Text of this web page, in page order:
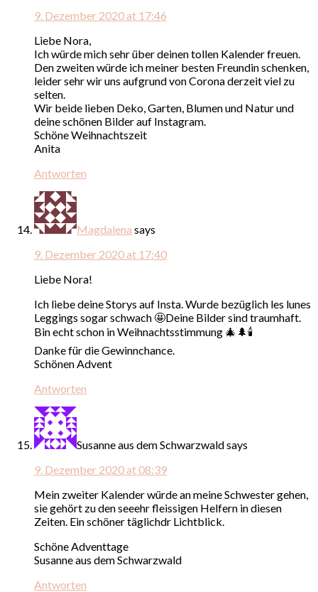
9. Dezember 2020 at 17:46
Liebe Nora,
Ich würde mich sehr über deinen tollen Kalender freuen.
Den zweiten würde ich meiner besten Freundin schenken,
leider sehr wir uns aufgrund von Corona derzeit viel zu
selten.
Wir beide lieben Deko, Garten, Blumen und Natur und
deine schönen Bilder auf Instagram.
Schöne Weihnachtszeit
Anita
Antworten
Magdalena says
9. Dezember 2020 at 17:40
Liebe Nora!
Ich liebe deine Storys auf Insta. Wurde bezüglich les lunes
Leggings sogar schwach 🤩Deine Bilder sind traumhaft.
Bin echt schon in Weihnachtsstimmung 🎄🌲🕯
Danke für die Gewinnchance.
Schönen Advent
Antworten
Susanne aus dem Schwarzwaldsays
9. Dezember 2020 at 08:39
Mein zweiter Kalender würde an meine Schwester gehen,
sie gehört zu den seeehr fleissigen Helfern in diesen
Zeiten. Ein schöner täglichdr Lichtblick.
Schöne Adventtage
Susanne aus dem Schwarzwald
Antworten